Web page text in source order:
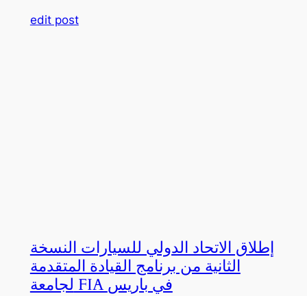
edit post
إطلاق الاتحاد الدولي للسيارات النسخة
الثانية من برنامج القيادة المتقدمة
لجامعة FIA في باريس